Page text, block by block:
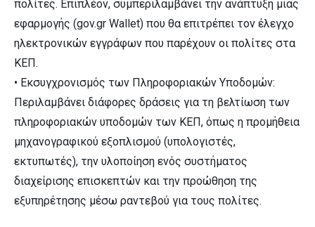
πολίτες. Επιπλέον, συμπεριλαμβάνει την ανάπτυξη μιας
εφαρμογής (gov.gr Wallet) που θα επιτρέπει τον έλεγχο
ηλεκτρονικών εγγράφων που παρέχουν οι πολίτες στα
ΚΕΠ.
• Εκσυγχρονισμός των Πληροφοριακών Υποδομών:
Περιλαμβάνει διάφορες δράσεις για τη βελτίωση των
πληροφοριακών υποδομών των ΚΕΠ, όπως η προμήθεια
μηχανογραφικού εξοπλισμού (υπολογιστές,
εκτυπωτές), την υλοποίηση ενός συστήματος
διαχείρισης επισκεπτών και την προώθηση της
εξυπηρέτησης μέσω ραντεβού για τους πολίτες.